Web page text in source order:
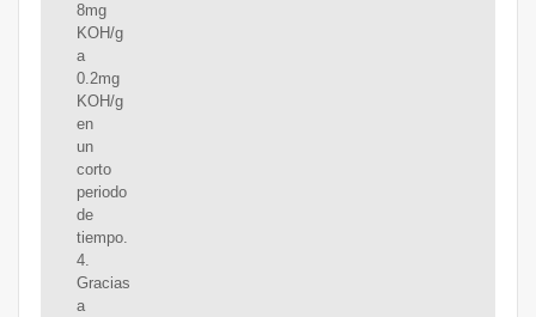
8mg
KOH/g
a
0.2mg
KOH/g
en
un
corto
periodo
de
tiempo.
4.
Gracias
a